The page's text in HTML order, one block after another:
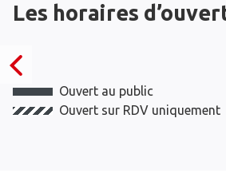
Les horaires
Ouvert au public
Ouvert sur RDV uniquement